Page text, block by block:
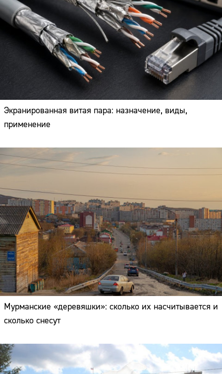
Экранированная витая пара: назначение, виды,
применение
Мурманские «деревяшки»: сколько их насчитывается и
сколько снесут